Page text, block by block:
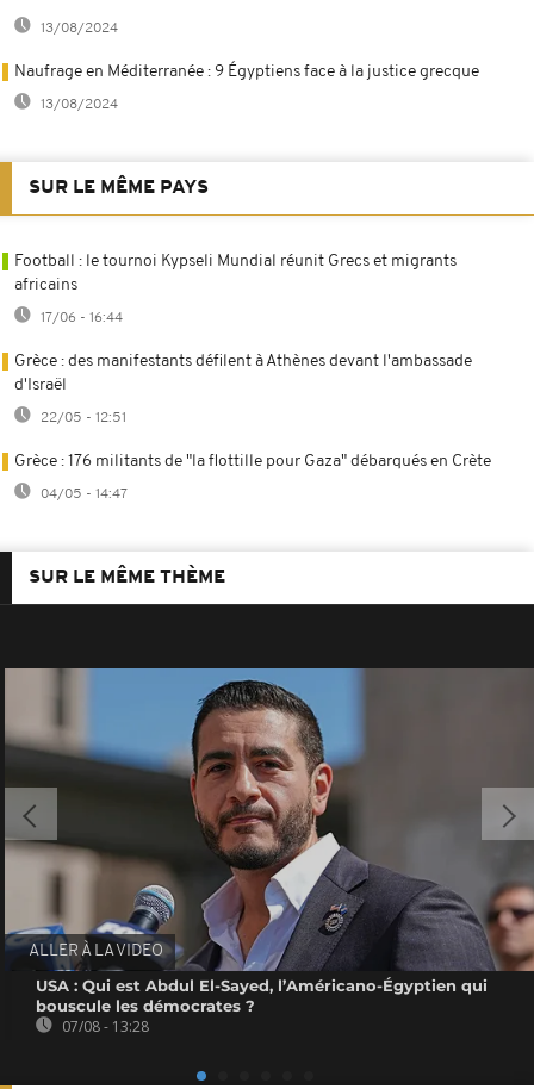
13/08/2024
Naufrage en Méditerranée : 9 Égyptiens face à la justice grecque
13/08/2024
SUR LE MÊME PAYS
Football : le tournoi Kypseli Mundial réunit Grecs et migrants
africains
17/06 - 16:44
Grèce : des manifestants défilent à Athènes devant l'ambassade
d'Israël
22/05 - 12:51
Grèce : 176 militants de "la flottille pour Gaza" débarqués en Crète
04/05 - 14:47
SUR LE MÊME THÈME
ALLER À LA VIDEO
USA : Qui est Abdul El-Sayed, l’Américano-Égyptien qui
bouscule les démocrates ?
07/08 - 13:28